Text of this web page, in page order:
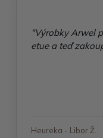
"Výrobky Arwel
etue a teď
Heureka - Libor Ž.